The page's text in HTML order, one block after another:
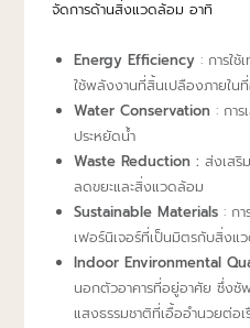
จัดการด้านสิ่งแวดล้อม อาทิ
Energy Efficiency : การใ
ใช้พลังงานที่สิ้นเปลืองภายใน
Water Conservation: กา
ประหยัดน้ํา
Waste Reduction : ส่งเสริ
ลดขยะและสิ่งแวดล้อม
Sustainable Materials: ก
เฟอร์นิเจอร์ที่เป็นมิตรกับสิ่งแ
Indoor Environmental
นอกตัวอาคารที่อยู่อาศัย ซึ่ง
แสงธรรมชาติที่เอื้ออำนวยต่อ